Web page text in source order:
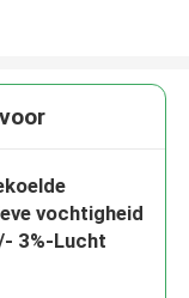
vochtigheid
3%-Lucht